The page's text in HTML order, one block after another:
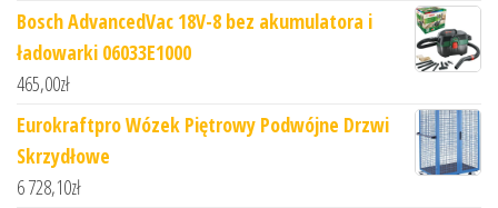
Bosch AdvancedVac 18V-8 bez akumulatora i
ładowarki 06033E1000
465,00zł
Eurokraftpro Wózek Piętrowy Podwójne Drzwi
Skrzydłowe
6 728,10zł